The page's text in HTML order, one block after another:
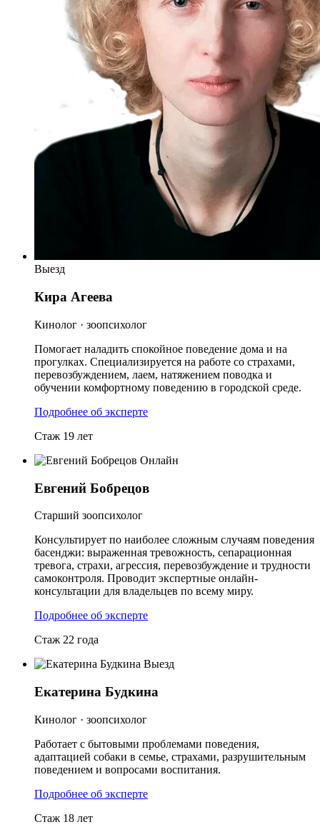
Выезд
Кира Агеева
Кинолог · зоопсихолог
Помогает наладить спокойное поведение дома и на
прогулках. Специализируется на работе со страхами,
перевозбуждением, лаем, натяжением поводка и
обучении комфортному поведению в городской среде.
Подробнее об эксперте
Стаж 19 лет
Онлайн
Евгений Бобрецов
Старший зоопсихолог
Консультирует по наиболее сложным случаям поведения
басенджи: выраженная тревожность, сепарационная
тревога, страхи, агрессия, перевозбуждение и трудности
самоконтроля. Проводит экспертные онлайн-
консультации для владельцев по всему миру.
Подробнее об эксперте
Стаж 22 года
Выезд
Екатерина Будкина
Кинолог · зоопсихолог
Работает с бытовыми проблемами поведения,
адаптацией собаки в семье, страхами, разрушительным
поведением и вопросами воспитания.
Подробнее об эксперте
Стаж 18 лет